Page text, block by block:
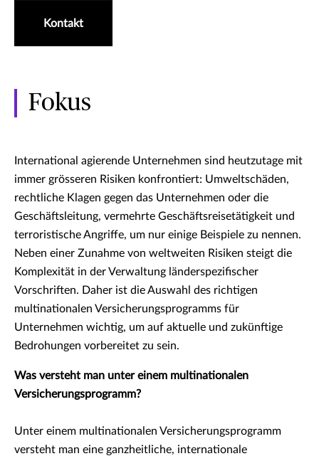
Kontakt
Fokus
International agierende Unternehmen sind heutzutage mit
immer grösseren Risiken konfrontiert: Umweltschäden,
rechtliche Klagen gegen das Unternehmen oder die
Geschäftsleitung, vermehrte Geschäftsreisetätigkeit und
terroristische Angriffe, um nur einige Beispiele zu nennen.
Neben einer Zunahme von weltweiten Risiken steigt die
Komplexität in der Verwaltung länderspezifischer
Vorschriften. Daher ist die Auswahl des richtigen
multinationalen Versicherungsprogramms für
Unternehmen wichtig, um auf aktuelle und zukünftige
Bedrohungen vorbereitet zu sein.
Was versteht man unter einem multinationalen
Versicherungsprogramm?
Unter einem multinationalen Versicherungsprogramm
versteht man eine ganzheitliche, internationale